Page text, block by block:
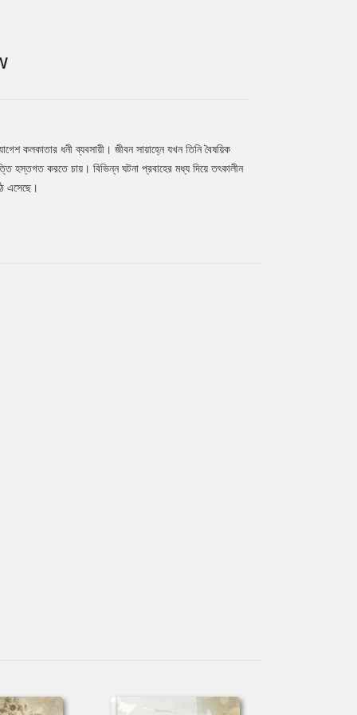
কলকাতার ধনী ব্যবসায়ী। জীবন সায়াহ্নে যখন তিনি বৈষয়িক
হস্তগত করতে চায়। বিভিন্ন ঘটনা প্রবাহের মধ্য দিয়ে তৎকালীন
এসেছে।